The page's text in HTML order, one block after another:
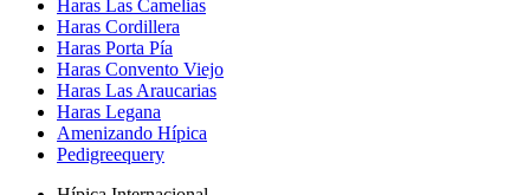
Haras Las Camelias
Haras Cordillera
Haras Porta Pía
Haras Convento Viejo
Haras Las Araucarias
Haras Legana
Amenizando Hípica
Pedigreequery